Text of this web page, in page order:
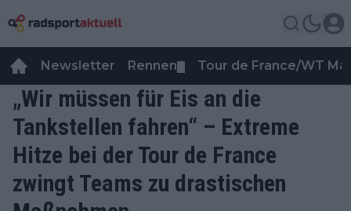
Newsletter Rennen Tour de France/WT
„Wir müssen für Eis an die
Tankstellen fahren“ – Extreme
Hitze bei der Tour de France
zwingt Teams zu drastischen